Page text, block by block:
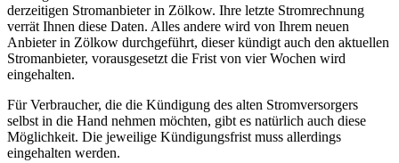
derzeitigen Stromanbieter in Zölkow. Ihre letzte Stromrechnung
verrät Ihnen diese Daten. Alles andere wird von Ihrem neuen
Anbieter in Zölkow durchgeführt, dieser kündigt auch den aktuellen
Stromanbieter, vorausgesetzt die Frist von vier Wochen wird
eingehalten.
Für Verbraucher, die die Kündigung des alten Stromversorgers
selbst in die Hand nehmen möchten, gibt es natürlich auch diese
Möglichkeit. Die jeweilige Kündigungsfrist muss allerdings
eingehalten werden.